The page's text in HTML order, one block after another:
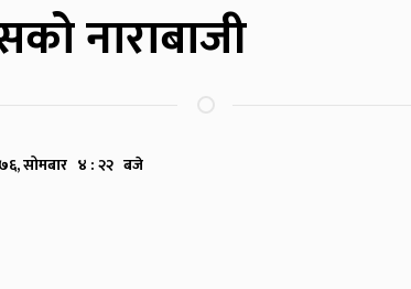
नाराबाजी
सोमबार ४ : २२ बजे